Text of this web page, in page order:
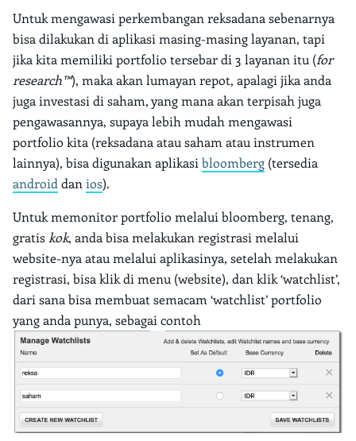
Untuk mengawasi perkembangan reksadana sebenarnya
bisa dilakukan di aplikasi masing-masing layanan, tapi
jika kita memiliki portfolio tersebar di 3 layanan itu (for
research™), maka akan lumayan repot, apalagi jika anda
juga investasi di saham, yang mana akan terpisah juga
pengawasannya, supaya lebih mudah mengawasi
portfolio kita (reksadana atau saham atau instrumen
lainnya), bisa digunakan aplikasibloomberg (tersedia
androiddanios).
Untuk memonitor portfolio melalui bloomberg, tenang,
gratiskok, anda bisa melakukan registrasi melalui
website-nya atau melalui aplikasinya, setelah melakukan
registrasi, bisa klik di menu (website), dan klik ‘watchlist’,
dari sana bisa membuat semacam ‘watchlist’ portfolio
yang anda punya, sebagai contoh